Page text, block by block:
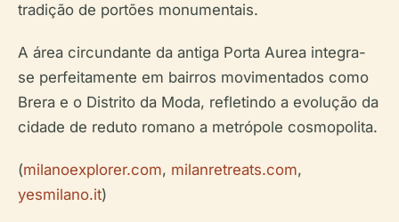
tradição de portões monumentais.
A área circundante da antiga Porta Aurea integra-
se perfeitamente em bairros movimentados como
Brera e o Distrito da Moda, refletindo a evolução da
cidade de reduto romano a metrópole cosmopolita.
(milanoexplorer.com, milanretreats.com,
yesmilano.it)